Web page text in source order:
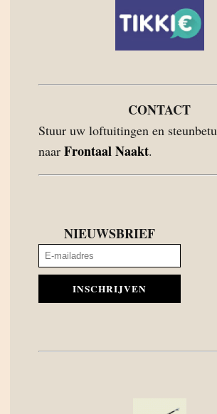
CONTACT
Stuur uw loftuitingen en
naar Frontaal Naakt.
NIEUWSBRIEF
INSCHRIJVEN